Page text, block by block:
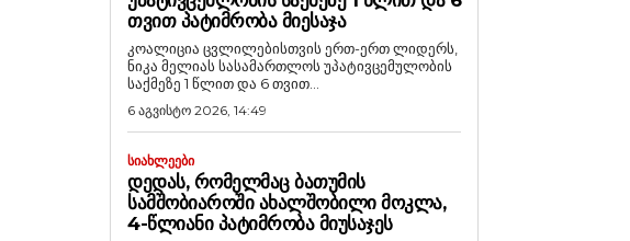
ᲗᲕᲘᲗ ᲞᲐᲢᲘᲛᲠᲝᲑᲐ ᲛᲘᲔᲡᲐᲯᲐ
კოალიცია ცვლილებისთვის ერთ-ერთ ლიდერს,
ნიკა მელიას სასამართლოს უპატივცემულობის
საქმეზე 1 წლით და 6 თვით...
6 აგვისტო 2026, 14:49
ᲡᲘᲐᲮᲚᲔᲔᲑᲘ
ᲓᲔᲓᲐᲡ, ᲠᲝᲛᲔᲚᲛᲐᲪ ᲑᲐᲗᲣᲛᲘᲡ
ᲡᲐᲛᲨᲝᲑᲘᲐᲠᲝᲨᲘ ᲐᲮᲐᲚᲨᲝᲑᲘᲚᲘ ᲛᲝᲙᲚᲐ,
4-ᲬᲚᲘᲐᲜᲘ ᲞᲐᲢᲘᲛᲠᲝᲑᲐ ᲛᲘᲣᲡᲐᲯᲔᲡ